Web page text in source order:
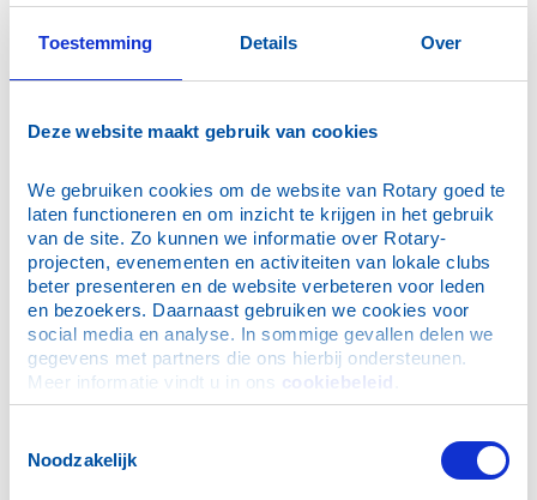
Toestemming Details Over
Deze website maakt gebruik van cookies
We gebruiken cookies om de website van Rotary goed te
laten functioneren en om inzicht te krijgen in het gebruik
van de site. Zo kunnen we informatie over Rotary-
projecten, evenementen en activiteiten van lokale clubs
beter presenteren en de website verbeteren voor leden
en bezoekers. Daarnaast gebruiken we cookies voor
social media en analyse. In sommige gevallen delen we
gegevens met partners die ons hierbij ondersteunen.
Meer informatie vindt u in ons cookiebeleid
Noodzakelijk